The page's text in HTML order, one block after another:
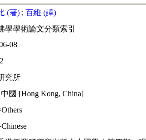
(著) ; 百維 (譯)
學學術論文分類索引
08
究所
國 [Hong Kong, China]